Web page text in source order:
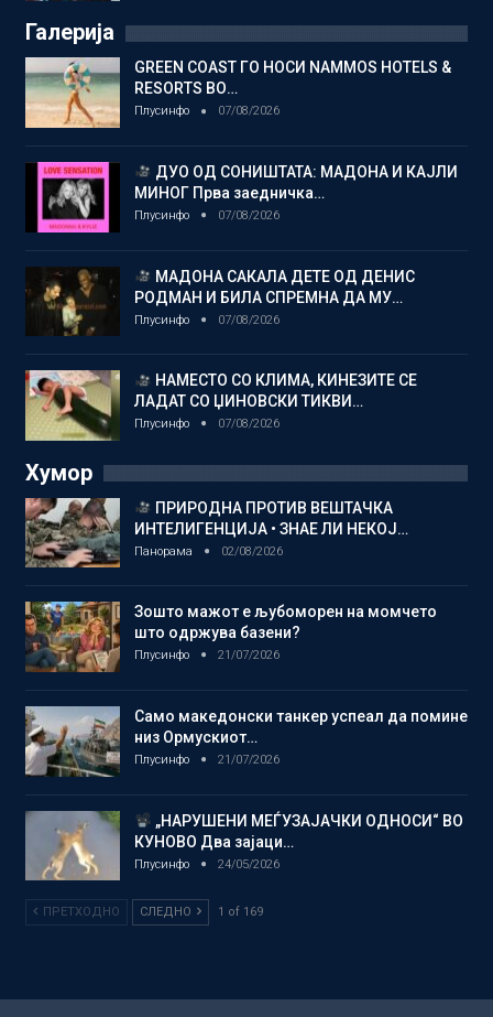
Галерија
GREEN COAST ГО НОСИ NAMMOS HOTELS &
RESORTS ВО…
Плусинфо 07/08/2026
ДУО ОД СОНИШТАТА: МАДОНА И КАЈЛИ
МИНОГ Прва заедничка…
Плусинфо 07/08/2026
МАДОНА САКАЛА ДЕТЕ ОД ДЕНИС
РОДМАН И БИЛА СПРЕМНА ДА МУ…
Плусинфо 07/08/2026
НАМЕСТО СО КЛИМА, КИНЕЗИТЕ СЕ
ЛАДАТ СО ЏИНОВСКИ ТИКВИ…
Плусинфо 07/08/2026
Хумор
ПРИРОДНА ПРОТИВ ВЕШТАЧКА
ИНТЕЛИГЕНЦИЈА • ЗНАЕ ЛИ НЕКОЈ…
Панорама 02/08/2026
Зошто мажот е љубоморен на момчето
што одржува базени?
Плусинфо 21/07/2026
Само македонски танкер успеал да помине
низ Ормускиот…
Плусинфо 21/07/2026
„НАРУШЕНИ МЕЃУЗАЈАЧКИ ОДНОСИ“ ВО
КУНОВО Два зајаци…
Плусинфо 24/05/2026
ПРЕТХОДНО СЛЕДНО 1 of 169